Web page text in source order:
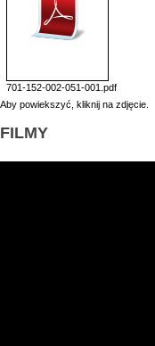
701-152-002-051-001.pdf
Aby powiekszyć, kliknij na zdjęcie.
FILMY